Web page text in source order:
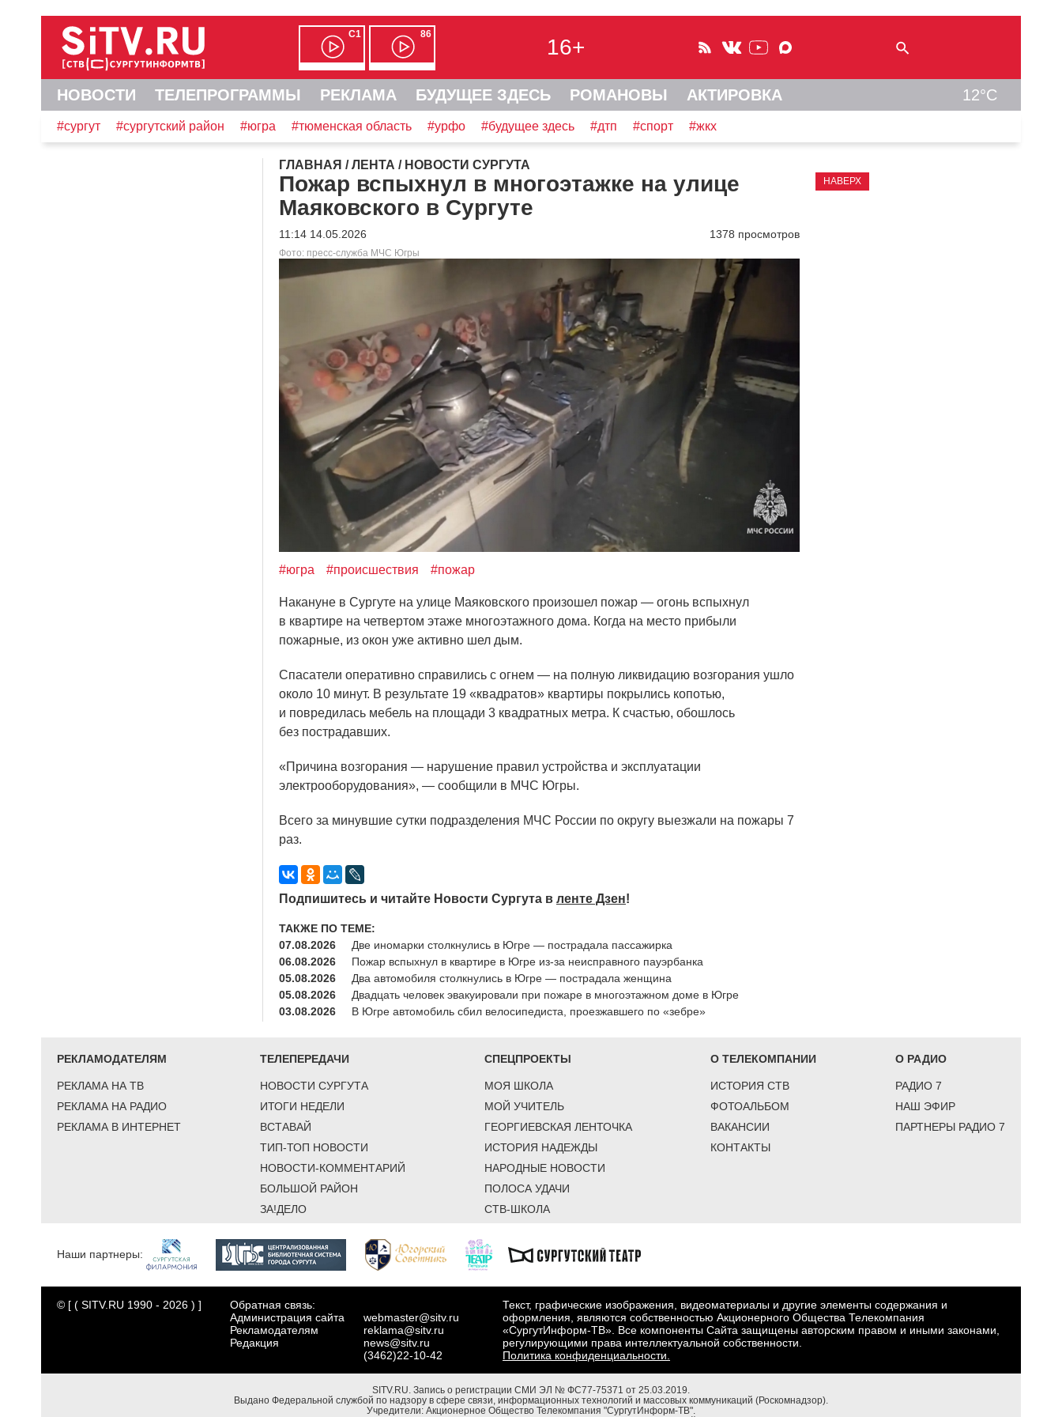
С1 86
16+
НОВОСТИ ТЕЛЕПРОГРАММЫ РЕКЛАМА БУДУЩЕЕ ЗДЕСЬ РОМАНОВЫ АКТИРОВКА 12°C
#сургут #сургутский район #югра #тюменская область #урфо #будущее здесь #дтп #спорт #жкх
ГЛАВНАЯ /ЛЕНТА / НОВОСТИ СУРГУТА
Пожар вспыхнул в многоэтажке на улице
Маяковского в Сургуте
11:14 14.05.2026 1378 просмотров
Фото: пресс-служба МЧС Югры
#югра #происшествия #пожар
Накануне в Сургуте на улице Маяковского произошел пожар — огонь вспыхнул
в квартире на четвертом этаже многоэтажного дома. Когда на место прибыли
пожарные, из окон уже активно шел дым.
Спасатели оперативно справились с огнем — на полную ликвидацию возгорания ушло
около 10 минут. В результате 19 «квадратов» квартиры покрылись копотью,
и повредилась мебель на площади 3 квадратных метра. К счастью, обошлось
без пострадавших.
«Причина возгорания — нарушение правил устройства и эксплуатации
электрооборудования», — сообщили в МЧС Югры.
Всего за минувшие сутки подразделения МЧС России по округу выезжали на пожары 7
раз.
Подпишитесь и читайте Новости Сургута в ленте Дзен!
ТАКЖЕ ПО ТЕМЕ:
07.08.2026
Две иномарки столкнулись в Югре — пострадала пассажирка
06.08.2026
Пожар вспыхнул в квартире в Югре из-за неисправного пауэрбанка
05.08.2026
Два автомобиля столкнулись в Югре — пострадала женщина
05.08.2026
Двадцать человек эвакуировали при пожаре в многоэтажном доме в Югре
03.08.2026
В Югре автомобиль сбил велосипедиста, проезжавшего по «зебре»
НАВЕРХ
РЕКЛАМОДАТЕЛЯМ
РЕКЛАМА НА ТВ
РЕКЛАМА НА РАДИО
РЕКЛАМА В ИНТЕРНЕТ
ТЕЛЕПЕРЕДАЧИ
НОВОСТИ СУРГУТА
ИТОГИ НЕДЕЛИ
ВСТАВАЙ
ТИП-ТОП НОВОСТИ
НОВОСТИ-КОММЕНТАРИЙ
БОЛЬШОЙ РАЙОН
ЗА!ДЕЛО
СПЕЦПРОЕКТЫ
МОЯ ШКОЛА
МОЙ УЧИТЕЛЬ
ГЕОРГИЕВСКАЯ ЛЕНТОЧКА
ИСТОРИЯ НАДЕЖДЫ
НАРОДНЫЕ НОВОСТИ
ПОЛОСА УДАЧИ
СТВ-ШКОЛА
О ТЕЛЕКОМПАНИИ
ИСТОРИЯ СТВ
ФОТОАЛЬБОМ
ВАКАНСИИ
КОНТАКТЫ
О РАДИО
РАДИО 7
НАШ ЭФИР
ПАРТНЕРЫ РАДИО 7
Наши партнеры:
© [ ( SITV.RU 1990 - 2026 ) ]
Обратная связь:
Администрация сайта
Рекламодателям
Редакция
webmaster@sitv.ru
reklama@sitv.ru
news@sitv.ru
(3462)22-10-42
Текст, графические изображения, видеоматериалы и другие элементы содержания и
оформления, являются собственностью Акционерного Общества Телекомпания
«СургутИнформ-ТВ». Все компоненты Сайта защищены авторским правом и иными законами,
регулирующими права интеллектуальной собственности.
Политика конфиденциальности.
SITV.RU. Запись о регистрации СМИ ЭЛ № ФС77-75371 от 25.03.2019.
Выдано Федеральной службой по надзору в сфере связи, информационных технологий и массовых коммуникаций (Роскомнадзор).
Учредители: Акционерное Общество Телекомпания "СургутИнформ-ТВ".